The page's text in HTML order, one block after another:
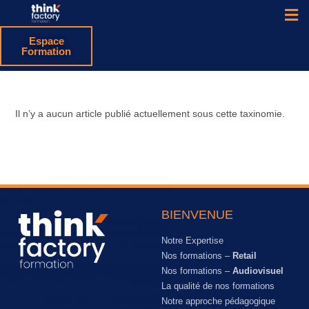
Espace
Formation
Il n’y a aucun article publié actuellement sous cette taxinomie.
BIENVENUE
Notre Expertise
Nos formations – Retail
Nos formations – Audiovisuel
La qualité de nos formations
Notre approche pédagogique